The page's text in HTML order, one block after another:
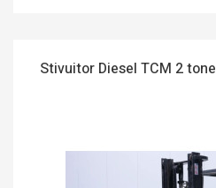
Stivuitor Diesel TCM 2 tone